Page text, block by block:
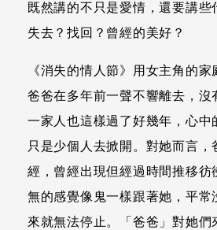
既然講的不只是愛情，還要講些
失去？找回？曾經的美好？
《消失的情人節》用女主角的
爸爸在多年前一聲不響離去，沒
一家人也這樣過了好幾年，心中
只是少個人去掀開。對她而言，
經，曾經出現但經過時間推移彷
無的感覺像鬼一樣跟著她，平常
來就無法停止。「爸爸」對她們